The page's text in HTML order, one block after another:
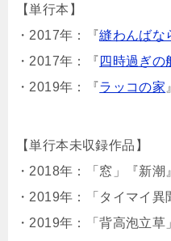
【単行本】
・2017年：『縫わんばな
・2017年：『 四時過ぎの
・2019年：『ラッコの家
【単行本未収録作品】
・2018年：「窓」『新
・2019年：「タイマイ
・2019年：「背高泡立